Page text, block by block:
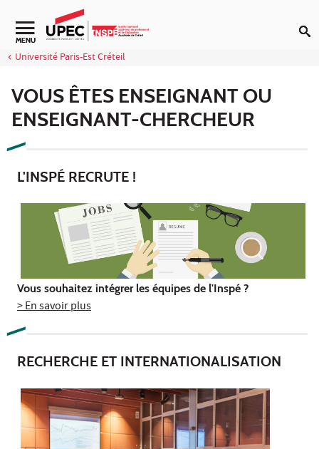
Aller au contenu
Navigation secondaire
MENU
Université Paris-Est Créteil
VOUS ÊTES ENSEIGNANT OU
ENSEIGNANT-CHERCHEUR
L'INSPÉ RECRUTE !
Vous souhaitez intégrer les équipes de l'Inspé ?
> En savoir plus
RECHERCHE ET INTERNATIONALISATION